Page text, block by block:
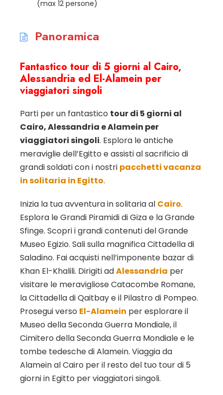
(max 12 persone)
Panoramica
Fantastico tour di 5 giorni al Cairo,
Alessandria ed El-Alamein per
viaggiatori singoli
Parti per un fantastico tour di 5 giorni al
Cairo, Alessandria e Alamein per
viaggiatori singoli. Esplora le antiche
meraviglie dell’Egitto e assisti al sacrificio di
grandi soldati con i nostri pacchetti vacanza
in solitaria in Egitto.
Inizia la tua avventura in solitaria al Cairo.
Esplora le Grandi Piramidi di Giza e la Grande
Sfinge. Scopri i grandi contenuti del Grande
Museo Egizio. Sali sulla magnifica Cittadella di
Saladino. Fai acquisti nell’imponente bazar di
Khan El-Khalili. Dirigiti adAlessandria per
visitare le meravigliose Catacombe Romane,
la Cittadella di Qaitbay e il Pilastro di Pompeo.
Prosegui verso El-Alamein per esplorare il
Museo della Seconda Guerra Mondiale, il
Cimitero della Seconda Guerra Mondiale e le
tombe tedesche di Alamein. Viaggia da
Alamein al Cairo per il resto del tuo tour di 5
giorni in Egitto per viaggiatori singoli.